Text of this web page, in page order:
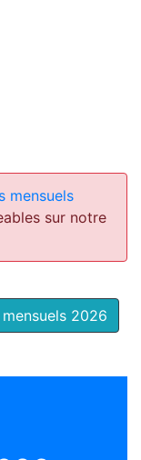
mensuels
sur notre
2026